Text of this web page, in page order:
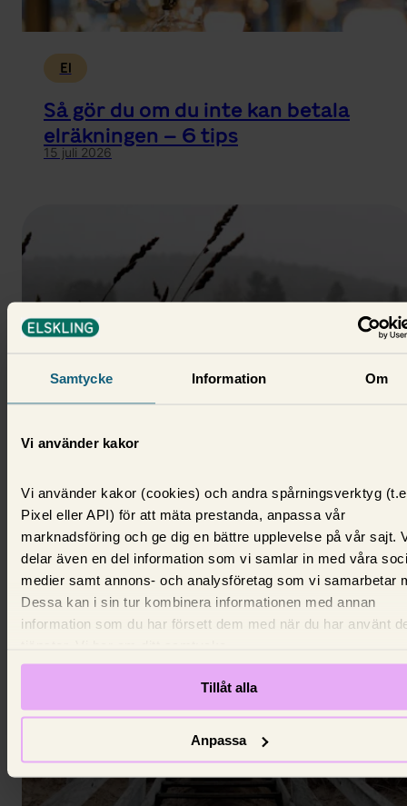
Samtycke Information Om
Vi använder kakor
Vi använder kakor (cookies) och andra spårningsverktyg
Pixel eller API) för att mäta prestanda, anpassa vår
marknadsföring och ge dig en bättre upplevelse på vår sajt.
delar även en del information som vi samlar in med våra
medier samt annons- och analysföretag som vi samarbetar
Dessa kan i sin tur kombinera informationen med annan
information som du har försett dem med när du har använt
Tillåt alla
Anpassa
El
Så gör du om du inte kan betala
elräkningen – 6 tips
15 juli 2026
El
högsta snittpriset på 10 år
Vinterkyla i kombination med isbildning på älvarna
lite blåst fick elpriserna att skjuta i höjden.
15 juli 2026, Johanna King